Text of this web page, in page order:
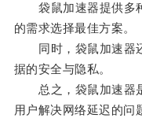
袋鼠加速器提供多种
的需求选择最佳方案。
同时，袋鼠加速器还
据的安全与隐私。
总之，袋鼠加速器是
用户解决网络延迟的问